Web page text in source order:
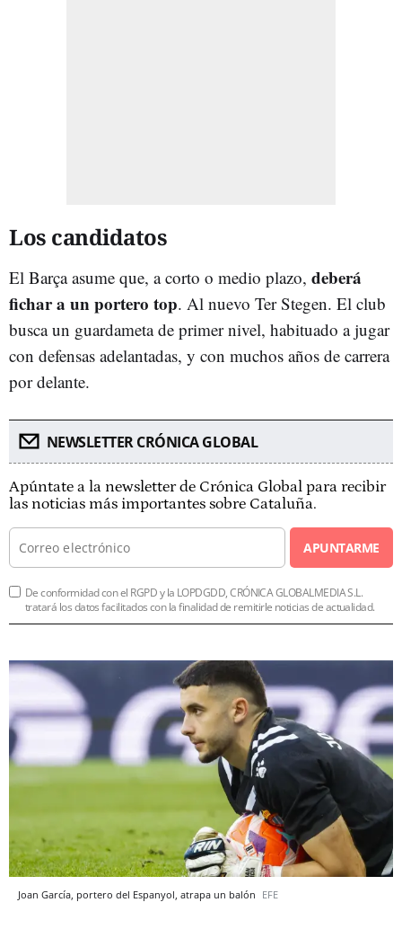
Los candidatos
El Barça asume que, a corto o medio plazo, deberá
fichar a un portero top. Al nuevo Ter Stegen. El club
busca un guardameta de primer nivel, habituado a jugar
con defensas adelantadas, y con muchos años de carrera
por delante.
NEWSLETTER CRÓNICA GLOBAL
Apúntate a la newsletter de Crónica Global para recibir
las noticias más importantes sobre Cataluña.
APUNTARME
De conformidad con el RGPD y la LOPDGDD, CRÓNICA GLOBALMEDIA S.L.
tratará los datos facilitados con la finalidad de remitirle noticias de actualidad.
Joan García, portero del Espanyol, atrapa un balón EFE